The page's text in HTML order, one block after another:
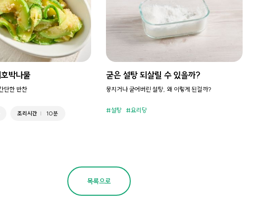
박나물
단한 반찬
조리시간 10분
굳은 설탕 되살릴 수 있을까?
뭉치거나 굳어버린 설탕, 왜 이렇게 된걸까?
설탕 요리당
목록으로